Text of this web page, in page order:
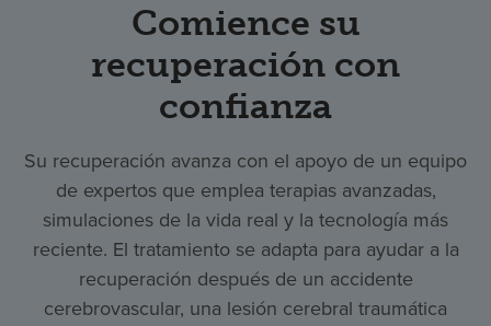
Comience su
recuperación con
confianza
Su recuperación avanza con el apoyo de un equipo
de expertos que emplea terapias avanzadas,
simulaciones de la vida real y la tecnología más
reciente. El tratamiento se adapta para ayudar a la
recuperación después de un accidente
cerebrovascular, una lesión cerebral traumática